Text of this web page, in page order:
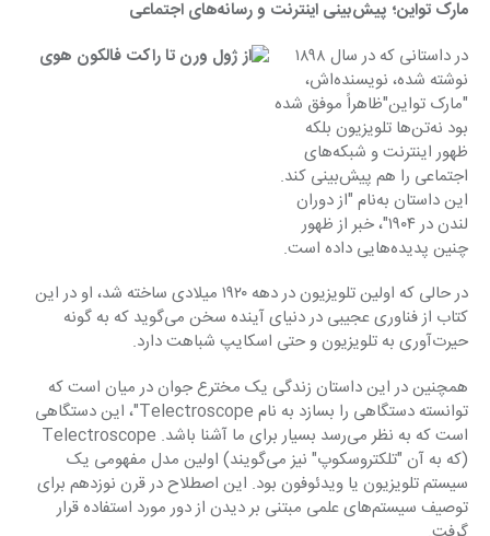
مارک تواین؛ پیش‌بینی اینترنت و رسانه‌های اجتماعی
نوشته شده، نویسنده‌اش،
"مارک تواین"‌ظاهراً موفق شده
بود نه‌تن‌ها تلویزیون بلکه
ظهور اینترنت و شبکه‌های
اجتماعی را هم پیش‌بینی کند.
این داستان به‌نام "از دوران
لندن در ۱۹۰۴"، خبر از ظهور
چنین پدیده‌هایی داده است.
در حالی که اولین تلویزیون در دهه ۱۹۲۰ میلادی ساخته شد، او در این
کتاب از فناوری عجیبی در دنیای آینده سخن می‌گوید که به گونه
حیرت‌آوری به تلویزیون و حتی اسکایپ شباهت دارد.
همچنین در این داستان زندگی یک مخترع جوان در میان است که
توانسته دستگاهی را بسازد به نام Telectroscope"، این دستگاهی
(که به آن "تلکتروسکوپ" نیز می‌گویند) اولین مدل مفهومی یک
سیستم تلویزیون یا ویدئوفون بود. این اصطلاح در قرن نوزدهم برای
توصیف سیستم‌های علمی مبتنی بر دیدن از دور مورد استفاده قرار